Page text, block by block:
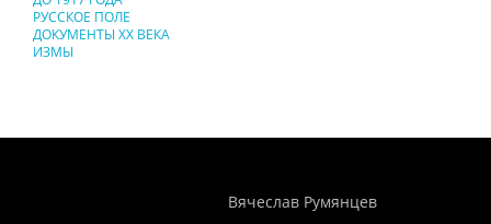
РУССКОЕ ПОЛЕ
ДОКУМЕНТЫ XX ВЕКА
ИЗМЫ
Вячеслав Румянцев